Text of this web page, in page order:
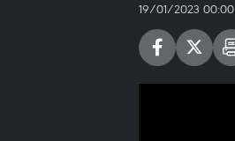
19/01/2023 00:00